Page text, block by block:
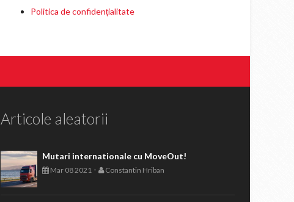
Politica de confidențialitate
Articole aleatorii
Mutari internationale cu MoveOut!
Mar 08 2021 - Constantin Hriban